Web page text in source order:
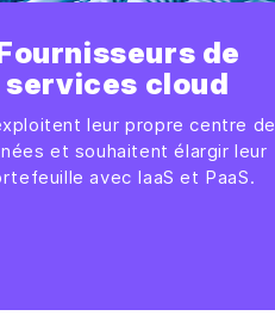
de
services cloud
leur propre centre de
et souhaitent élargir leur
avec IaaS et PaaS.